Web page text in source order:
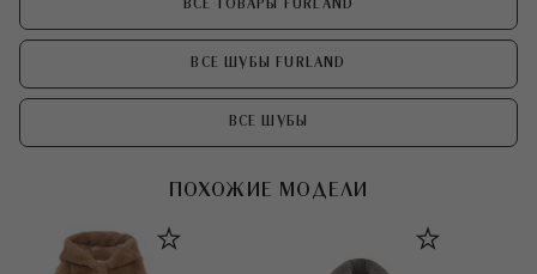
ВСЕ ТОВАРЫ FURLAND
ВСЕ ШУБЫ FURLAND
ВСЕ ШУБЫ
ПОХОЖИЕ МОДЕЛИ